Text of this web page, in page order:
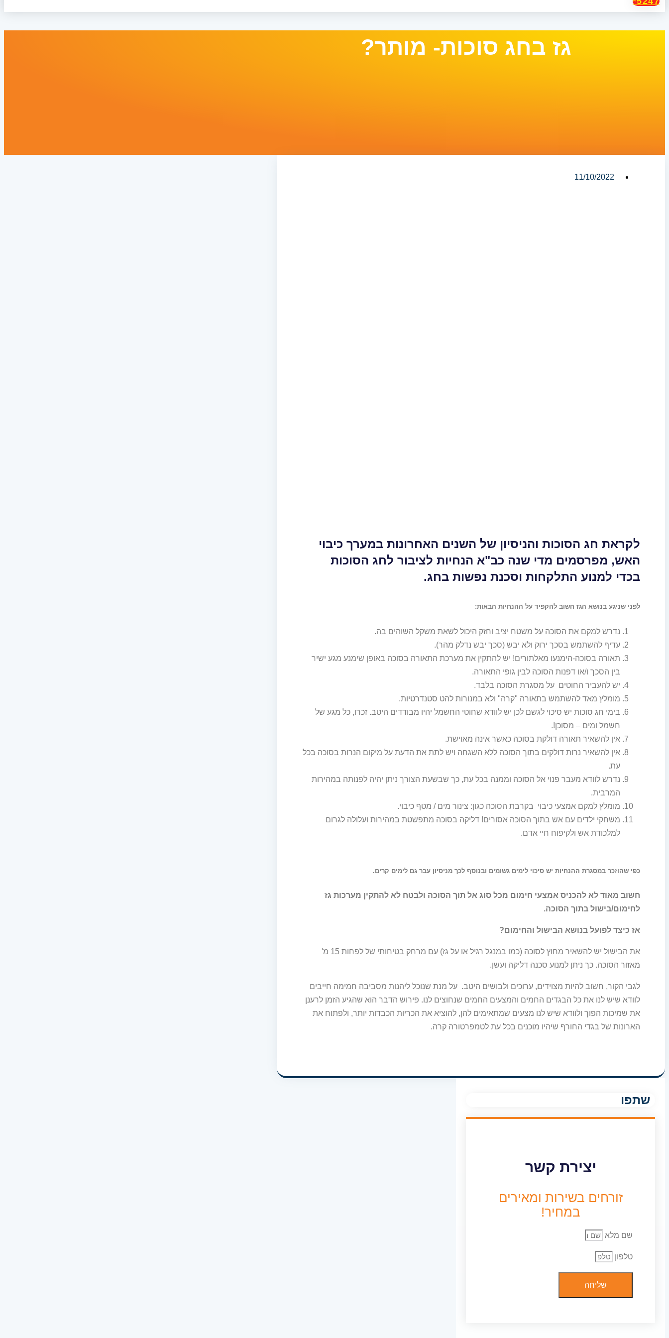
גז בחג סוכות- מותר?
11/10/2022
לקראת חג הסוכות והניסיון של השנים האחרונות במערך כיבוי
האש, מפרסמים מדי שנה כב"א הנחיות לציבור לחג הסוכות
בכדי למנוע התלקחות וסכנת נפשות בחג.
לפני שניגע בנושא הגז חשוב להקפיד על ההנחיות הבאות:
נדרש למקם את הסוכה על משטח יציב וחזק היכול לשאת משקל השוהים בה.
עדיף להשתמש בסכך ירוק ולא יבש (סכך יבש נדלק מהר).
תאורה בסוכה-הימנעו מאלתורים! יש להתקין את מערכת התאורה בסוכה באופן שימנע מגע ישיר
בין הסכך ו/או דפנות הסוכה לבין גופי התאורה.
יש להעביר החוטים על מסגרת הסוכה בלבד.
מומלץ מאד להשתמש בתאורה "קרה" ולא במנורות להט סטנדרטיות.
בימי חג סוכות יש סיכוי לגשם לכן יש לוודא שחוטי החשמל יהיו מבודדים היטב. זכרו, כל מגע של
חשמל ומים – מסוכן!.
אין להשאיר תאורה דולקת בסוכה כאשר אינה מאוישת.
אין להשאיר נרות דולקים בתוך הסוכה ללא השגחה ויש לתת את הדעת על מיקום הנרות בסוכה בכל
עת.
נדרש לוודא מעבר פנוי אל הסוכה וממנה בכל עת, כך שבשעת הצורך ניתן יהיה לפנותה במהירות
המרבית.
מומלץ למקם אמצעי כיבוי בקרבת הסוכה כגון: צינור מים / מטף כיבוי.
משחקי ילדים עם אש בתוך הסוכה אסורים! דליקה בסוכה מתפשטת במהירות ועלולה לגרום
למלכודת אש ולקיפוח חיי אדם.
כפי שהוזכר במסגרת ההנחיות יש סיכוי לימים גשומים ובנוסף לכך מניסיון עבר גם לימים קרים.
חשוב מאוד לא להכניס אמצעי חימום מכל סוג אל תוך הסוכה ולבטח לא להתקין מערכות גז
לחימום/בישול בתוך הסוכה.
אז כיצד לפועל בנושא הבישול והחימום?
את הבישול יש להשאיר מחוץ לסוכה (כמו במנגל רגיל או על גז) עם מרחק בטיחותי של לפחות 15 מ'
מאזור הסוכה. כך ניתן למנוע סכנה דליקה ועשן.
לגבי הקור, חשוב להיות מצוידים, ערוכים ולבושים היטב. על מנת שנוכל ליהנות מסביבה חמימה חייבים
לוודא שיש לנו את כל הבגדים החמים והמצעים החמים שנחוצים לנו. פירוש הדבר הוא שהגיע הזמן לרענן
את שמיכות הפוך ולוודא שיש לנו מצעים שמתאימים להן, להוציא את הכריות הכבדות יותר, ולפתוח את
הארונות של בגדי החורף שיהיו מוכנים בכל עת לטמפרטורה קרה.
שתפו
יצירת קשר
זורחים בשירות ומאירים
במחיר!
שם מלא
טלפון
שליחה